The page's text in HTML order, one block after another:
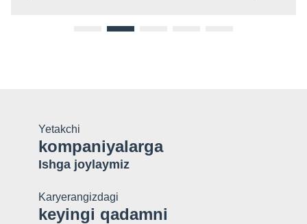
Yetakchi
kompaniyalarga
Ishga joylaymiz
Karyerangizdagi
keyingi qadamni